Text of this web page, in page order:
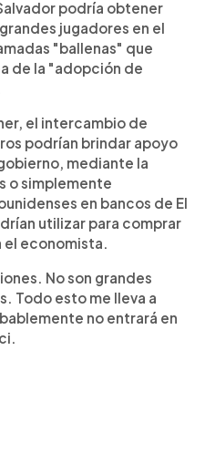
podría obtener
jugadores en el
"ballenas" que
de la "adopción de
el intercambio de
podrían brindar apoyo
mediante la
o simplemente
en bancos de El
utilizar para comprar
economista.
No son grandes
Todo esto me lleva a
no entrará en